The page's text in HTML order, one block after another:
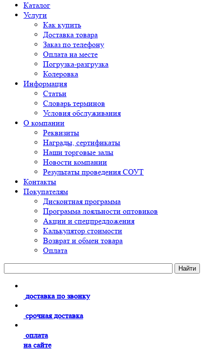
Каталог
Услуги
Как купить
Доставка товара
Заказ по телефону
Оплата на месте
Погрузка-разгрузка
Колеровка
Информация
Статьи
Словарь терминов
Условия обслуживания
О компании
Реквизиты
Награды, сертификаты
Наши торговые залы
Новости компании
Результаты проведения СОУТ
Контакты
Покупателям
Дисконтная программа
Программа лояльности оптовиков
Акции и спецпредложения
Калькулятор стоимости
Возврат и обмен товара
Оплата
доставка по звонку
срочная доставка
оплата
на сайте